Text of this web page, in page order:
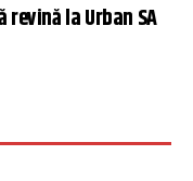
revină la Urban SA